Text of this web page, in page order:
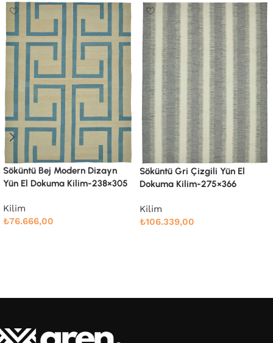
Söküntü Gri Çizgili Yün El
Dokuma Kilim-275×366
Kilim
₺106.339,00
Söküntü Kahverengi Çizgili Yün
El Dokuma Kilim-244×387
₺99.686,00
Devamını oku